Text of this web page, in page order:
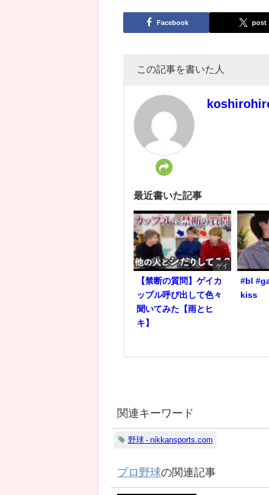
Facebook post
この記事を書いた人
最近書いた記事
ゲイ
【禁断の質問】ゲイカ
ップル呼び出して色々
聞いてみた【雨とヒ
キ】
#bl
kiss
関連キーワード
野球 - nikkansports.com
プロ野球の関連記事